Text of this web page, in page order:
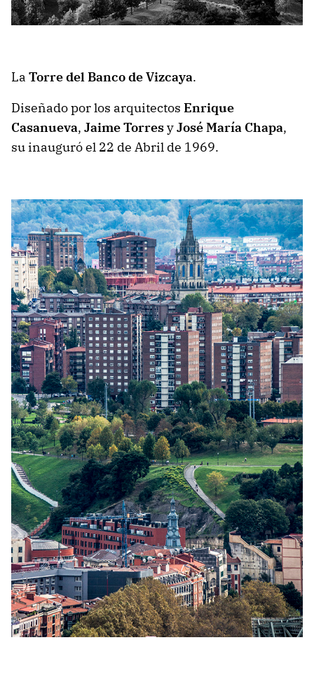
La Torre del Banco de Vizcaya.
Diseñado por los arquitectos Enrique
Casanueva, Jaime TorresyJosé María Chapa,
su inauguró el 22 de Abril de 1969.